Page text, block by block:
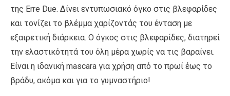
της Erre Due. Δίνει εντυπωσιακό όγκο στις βλεφαρίδες
και τονίζει το βλέμμα χαρίζοντάς του ένταση με
εξαιρετική διάρκεια. Ο όγκος στις βλεφαρίδες, διατηρεί
την ελαστικότητά του όλη μέρα χωρίς να τις βαραίνει.
Είναι η ιδανική mascara για χρήση από το πρωί έως το
βράδυ, ακόμα και για το γυμναστήριο!